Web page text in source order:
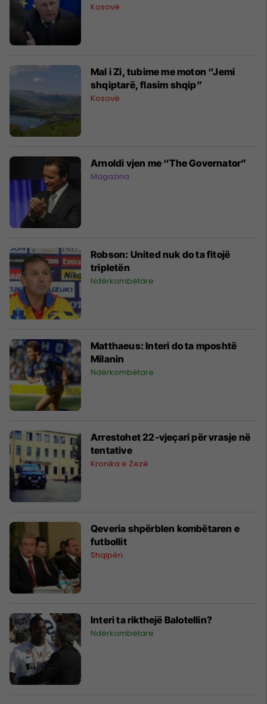
Kosovë
Mal i Zi, tubime me moton “Jemi
shqiptarë, flasim shqip”
Kosovë
Arnoldi vjen me “The Governator”
Magazina
Robson: United nuk do ta fitojë
tripletën
Ndërkombëtare
Matthaeus: Interi do ta mposhtë
Milanin
Ndërkombëtare
Arrestohet 22-vjeçari për vrasje në
tentative
Kronika e Zezë
Qeveria shpërblen kombëtaren e
futbollit
Shqipëri
Interi ta rikthejë Balotellin?
Ndërkombëtare